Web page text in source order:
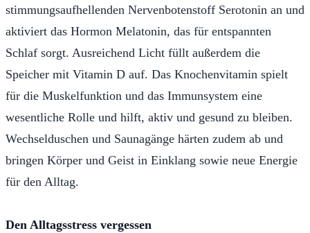
stimmungsaufhellenden Nervenbotenstoff Serotonin an und
aktiviert das Hormon Melatonin, das für entspannten
Schlaf sorgt. Ausreichend Licht füllt außerdem die
Speicher mit Vitamin D auf. Das Knochenvitamin spielt
für die Muskelfunktion und das Immunsystem eine
wesentliche Rolle und hilft, aktiv und gesund zu bleiben.
Wechselduschen und Saunagänge härten zudem ab und
bringen Körper und Geist in Einklang sowie neue Energie
für den Alltag.
Den Alltagsstress vergessen